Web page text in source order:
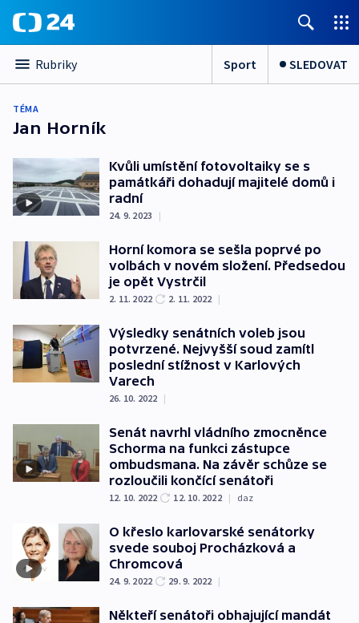
Rubriky Sport SLEDOVAT
TÉMA
Jan Horník
Kvůli umístění fotovoltaiky se s
památkáři dohadují majitelé domů i
radní
24. 9. 2023 |
Horní komora se sešla poprvé po
volbách v novém složení. Předsedou
je opět Vystrčil
2. 11. 2022 2. 11. 2022 |
Výsledky senátních voleb jsou
potvrzené. Nejvyšší soud zamítl
poslední stížnost v Karlových
Varech
26. 10. 2022 |
Senát navrhl vládního zmocněnce
Schorma na funkci zástupce
ombudsmana. Na závěr schůze se
rozloučili končící senátoři
12. 10. 2022 12. 10. 2022 | daz
O křeslo karlovarské senátorky
svede souboj Procházková a
Chromcová
24. 9. 2022 29. 9. 2022 |
Někteří senátoři obhajující mandát